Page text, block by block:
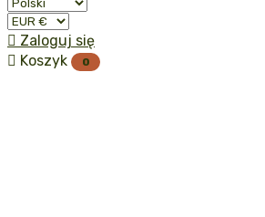
 Zaloguj się
 Koszyk 0